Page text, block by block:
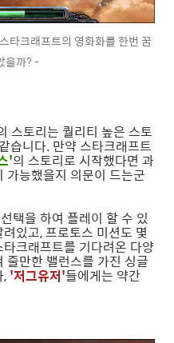
타크래프트의 영화화를 한번 꿈
을까? -
스토리는 퀄리티 높은 스토
습니다. 만약 스타크래프트
'의 스토리로 시작했다면 과
가능했을지 의문이 드는군
택을 하여 플레이 할 수 있
있고, 프로토스 미션도 몇
크래프트를 기다려온 다양
줄만한 밸런스를 가진 싱글
, '저그유저'들에게는 약간